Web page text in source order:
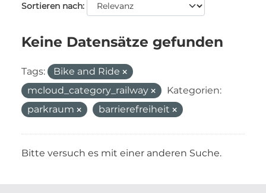
Sortieren nach
Keine Datensätze gefunden
Tags:
Bike and Ride
mcloud_category_railway
Kategorien:
parkraum
barrierefreiheit
Bitte versuch es mit einer anderen Suche.